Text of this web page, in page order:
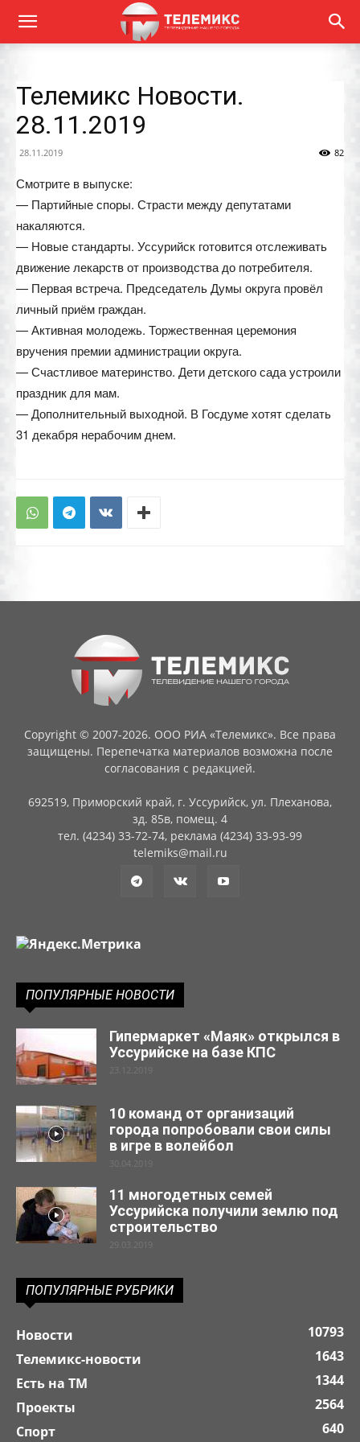
Телемикс Новости.
28.11.2019
28.11.2019 82
Смотрите в выпуске:
— Партийные споры. Страсти между депутатами
накаляются.
— Новые стандарты. Уссурийск готовится отслеживать
движение лекарств от производства до потребителя.
— Первая встреча. Председатель Думы округа провёл
личный приём граждан.
— Активная молодежь. Торжественная церемония
вручения премии администрации округа.
— Счастливое материнство. Дети детского сада устроили
праздник для мам.
— Дополнительный выходной. В Госдуме хотят сделать
31 декабря нерабочим днем.
Copyright © 2007-2026. ООО РИА «Телемикс». Все права
защищены. Перепечатка материалов возможна после
согласования с редакцией.
692519, Приморский край, г. Уссурийск, ул. Плеханова,
зд. 85в, помещ. 4
тел. (4234) 33-72-74, реклама (4234) 33-93-99
telemiks@mail.ru
ПОПУЛЯРНЫЕ НОВОСТИ
Гипермаркет «Маяк» открылся в
Уссурийске на базе КПС
23.12.2019
10 команд от организаций
города попробовали свои силы
в игре в волейбол
30.04.2019
11 многодетных семей
Уссурийска получили землю под
строительство
29.03.2019
ПОПУЛЯРНЫЕ РУБРИКИ
Новости
10793
Телемикс-новости
1643
Есть на ТМ
1344
Проекты
2564
Спорт
640